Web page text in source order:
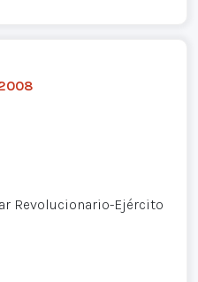
Revolucionario-Ejército